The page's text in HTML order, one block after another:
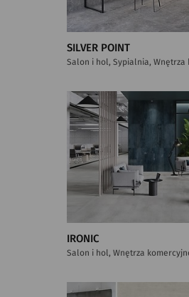
SILVER POINT
Salon i hol, Sypialnia, Wnętrza
IRONIC
Salon i hol, Wnętrza